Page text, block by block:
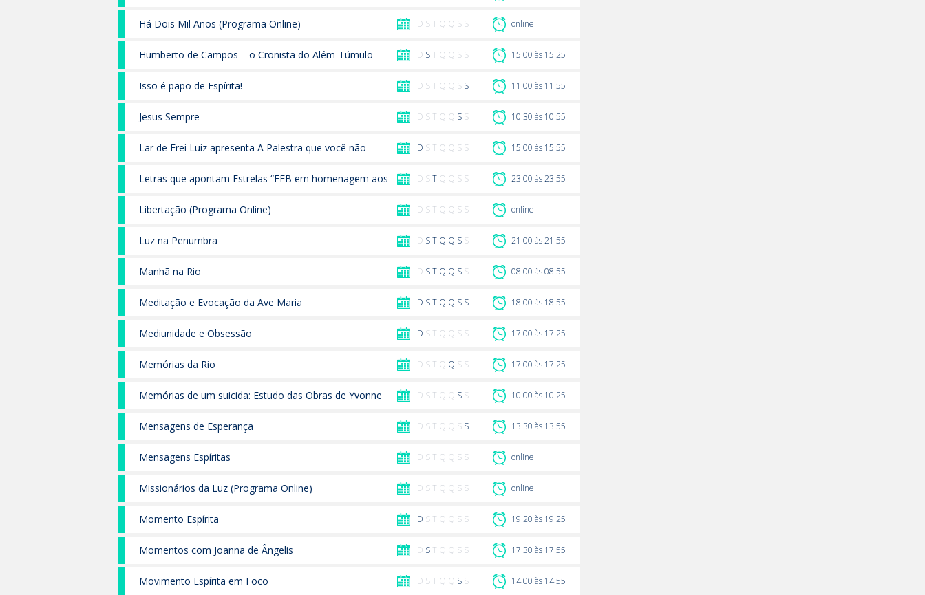
Há Dois Mil Anos (Programa Online) D S T Q Q S S online
Humberto de Campos – o Cronista do Além-Túmulo D S T Q Q S S 15:00 às 15:25
Isso é papo de Espírita! D S T Q Q S S 11:00 às 11:55
Jesus Sempre D S T Q Q S S 10:30 às 10:55
Lar de Frei Luiz apresenta A Palestra que você não
assistiu
D S T Q Q S S 15:00 às 15:55
Letras que apontam Estrelas “FEB em homenagem aos
175 anos de Léon Denis”
D ST Q Q S S 23:00 às 23:55
Libertação (Programa Online) D S T Q Q S S online
Luz na Penumbra D ST Q Q S S 21:00 às 21:55
Manhã na Rio D ST Q Q S S 08:00 às 08:55
Meditação e Evocação da Ave Maria D ST Q Q S S 18:00 às 18:55
Mediunidade e Obsessão D S T Q Q S S 17:00 às 17:25
Memórias da Rio D S T Q Q S S 17:00 às 17:25
Memórias de um suicida: Estudo das Obras de Yvonne
do Amaral Pereira
D S T Q Q S S 10:00 às 10:25
Mensagens de Esperança D S T Q Q S S 13:30 às 13:55
Mensagens Espíritas D S T Q Q S S online
Missionários da Luz (Programa Online) D S T Q Q S S online
Momento Espírita D S T Q Q S S 19:20 às 19:25
Momentos com Joanna de Ângelis D S T Q Q S S 17:30 às 17:55
Movimento Espírita em Foco D S T Q Q S S 14:00 às 14:55